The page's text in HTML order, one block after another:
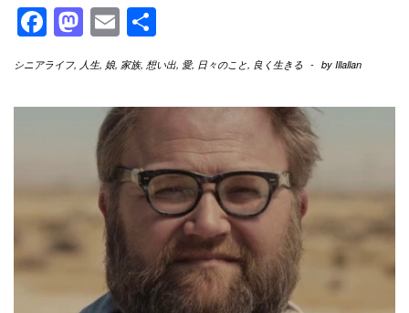
Facebook
Mastodon
Email
有
シニアライフ, 人生, 娘, 家族, 想い出, 愛, 日々のこと, 良く生きる - by Illallan